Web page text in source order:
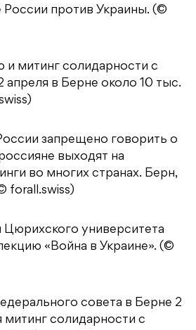
России против Украины. (©
и митинг солидарности с
апреля в Берне около 10 тыс.
запрещено говорить о
выходят на
во многих странах. Берн,
forall.swiss)
университета
«Война в Украине». (©
совета в Берне 2
митинг солидарности с